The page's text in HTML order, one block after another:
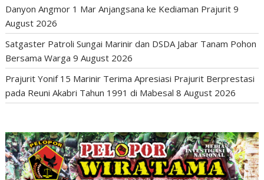
Danyon Angmor 1 Mar Anjangsana ke Kediaman Prajurit 9
August 2026
Satgaster Patroli Sungai Marinir dan DSDA Jabar Tanam Pohon
Bersama Warga 9 August 2026
Prajurit Yonif 15 Marinir Terima Apresiasi Prajurit Berprestasi
pada Reuni Akabri Tahun 1991 di Mabesal 8 August 2026